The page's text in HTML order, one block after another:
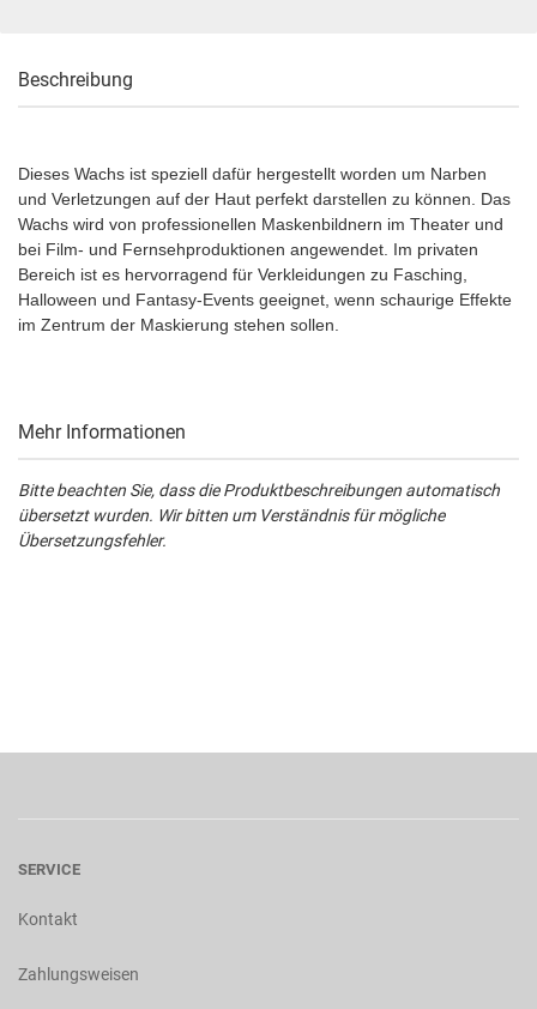
Beschreibung
Dieses Wachs ist speziell dafür hergestellt worden um Narben
und Verletzungen auf der Haut perfekt darstellen zu können. Das
Wachs wird von professionellen Maskenbildnern im Theater und
bei Film- und Fernsehproduktionen angewendet. Im privaten
Bereich ist es hervorragend für Verkleidungen zu Fasching,
Halloween und Fantasy-Events geeignet, wenn schaurige Effekte
im Zentrum der Maskierung stehen sollen.
Mehr Informationen
Bitte beachten Sie, dass die Produktbeschreibungen automatisch
übersetzt wurden. Wir bitten um Verständnis für mögliche
Übersetzungsfehler.
SERVICE
Kontakt
Zahlungsweisen